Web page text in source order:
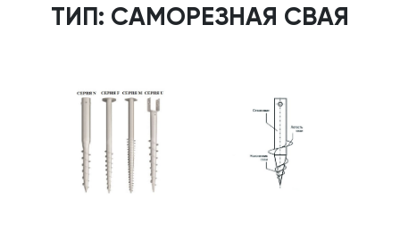
ТИП: САМОРЕЗНАЯ СВАЯ